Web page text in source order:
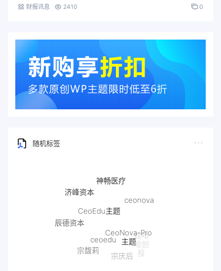
财报讯息 2410 0
随机标签
娃哈
哈创
投
宗庆后
宗馥莉
辰德资本
济峰资本
神畅医疗
ceonova
CeoNova-Pro
主题
ceoedu
CeoEdu主题